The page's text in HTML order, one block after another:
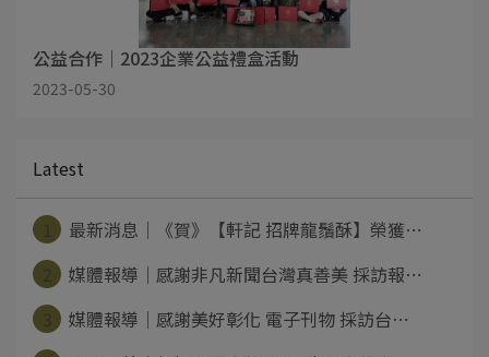
公益合作｜2023企業公益禮盒活動
2023-05-30
Latest
最新消息｜《賀》【軒記 招牌龍鬚酥】榮獲⋯
媒體報導｜感謝非凡新聞台灣真善美 採訪報⋯
媒體報導｜感謝美好彰化 電子刊物 採訪台⋯